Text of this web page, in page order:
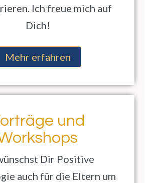
Ich freue mich auf
Dich!
Mehr erfahren
und
Dir Positive
auch für die Eltern um